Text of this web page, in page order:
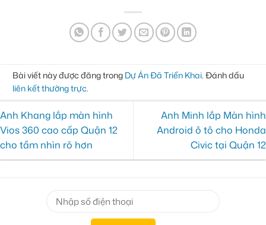
Bài viết này được đăng trong Dự Án Đã Triển Khai . Đánh dấu
liên kết thường trực
Anh Khang lắp màn hình
Vios 360 cao cấp Quận 12
cho tầm nhìn rõ hơn
Anh Minh lắp Màn hình
Android ô tô cho Honda
Civic tại Quận 12